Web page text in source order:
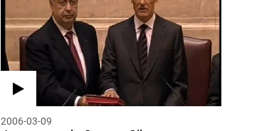
2006-03-09